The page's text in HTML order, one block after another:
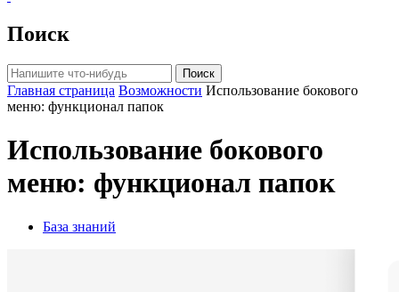
Поиск
Поиск
Главная страница Возможности Использование бокового
меню: функционал папок
Использование бокового
меню: функционал папок
База знаний